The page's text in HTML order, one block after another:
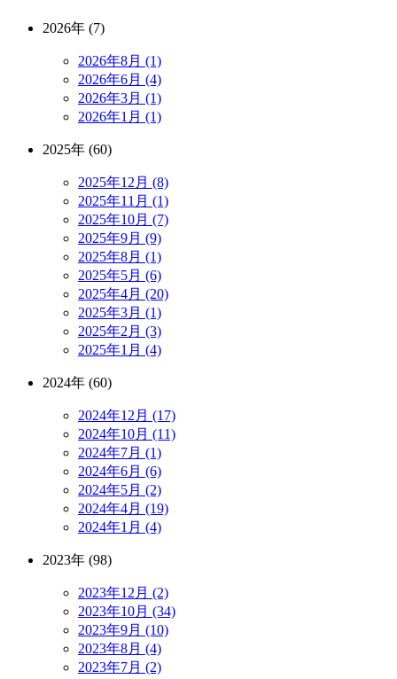
2026年 (7)
2026年8月 (1)
2026年6月 (4)
2026年3月 (1)
2026年1月 (1)
2025年 (60)
2025年12月 (8)
2025年11月 (1)
2025年10月 (7)
2025年9月 (9)
2025年8月 (1)
2025年5月 (6)
2025年4月 (20)
2025年3月 (1)
2025年2月 (3)
2025年1月 (4)
2024年 (60)
2024年12月 (17)
2024年10月 (11)
2024年7月 (1)
2024年6月 (6)
2024年5月 (2)
2024年4月 (19)
2024年1月 (4)
2023年 (98)
2023年12月 (2)
2023年10月 (34)
2023年9月 (10)
2023年8月 (4)
2023年7月 (2)